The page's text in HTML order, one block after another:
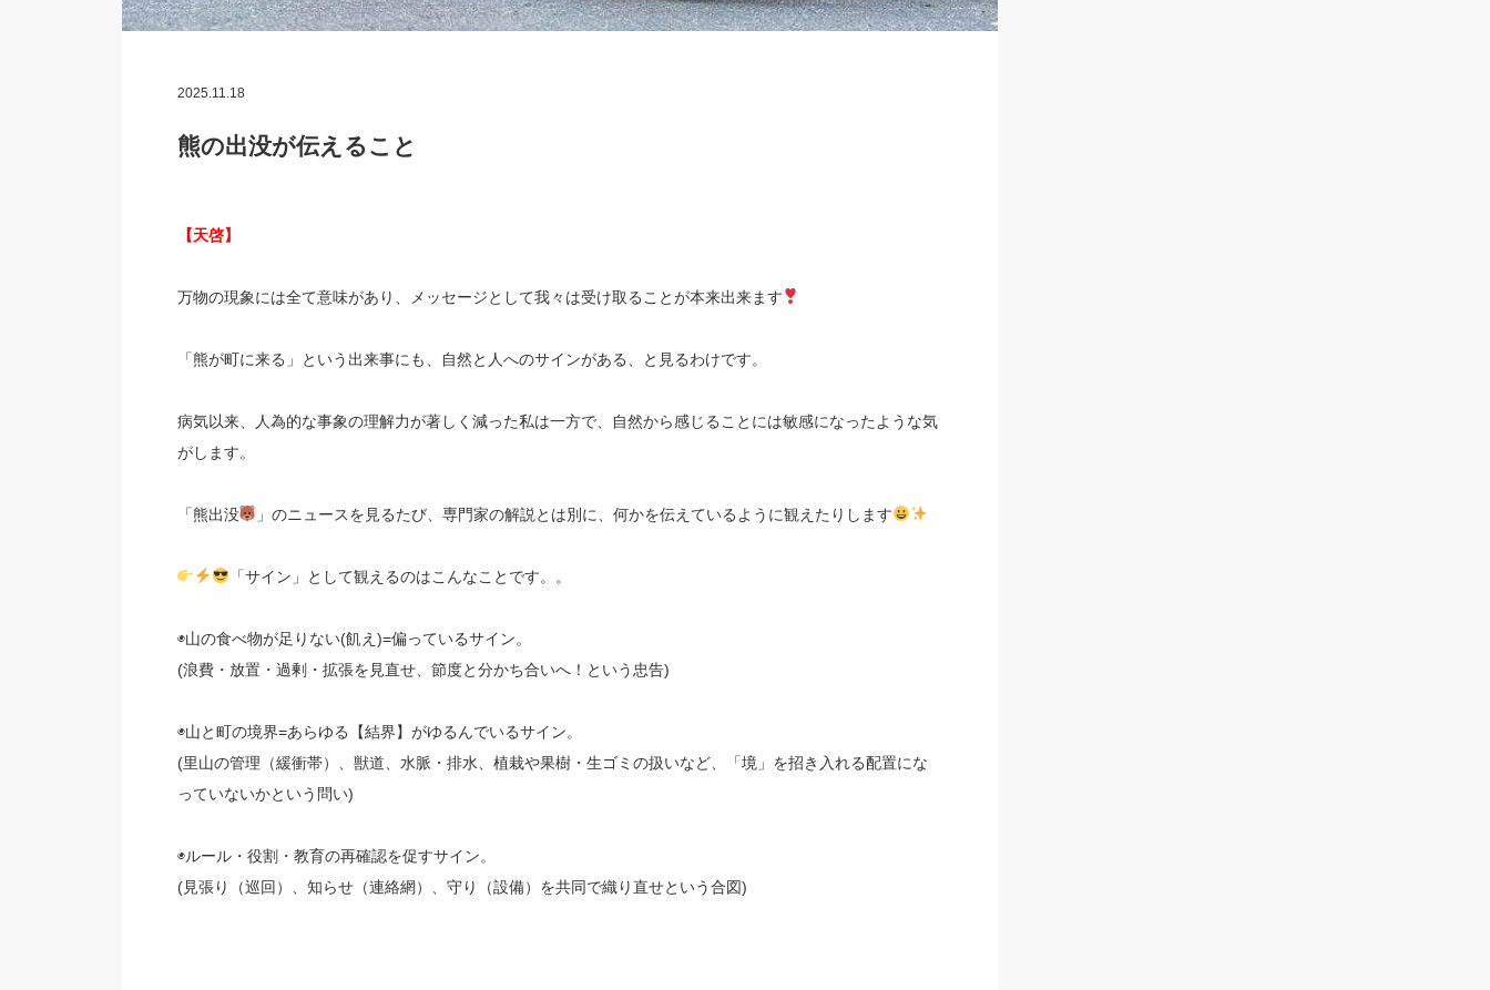
2025.11.18
熊の出没が伝えること
【天啓】
万物の現象には全て意味があり、メッセージとして我々は受け取ることが本来出来ます
「熊が町に来る」という出来事にも、自然と人へのサインがある、と見るわけです。
病気以来、人為的な事象の理解力が著しく減った私は一方で、自然から感じることには敏感になったような気
がします。
「熊出没 」のニュースを見るたび、専門家の解説とは別に、何かを伝えているように観えたりします
「サイン」として観えるのはこんなことです。。
◉山の食べ物が足りない(飢え)=偏っているサイン。
(浪費・放置・過剰・拡張を見直せ、節度と分かち合いへ！という忠告)
◉山と町の境界=あらゆる【結界】がゆるんでいるサイン。
(里山の管理（緩衝帯）、獣道、水脈・排水、植栽や果樹・生ゴミの扱いなど、「境」を招き入れる配置にな
っていないかという問い)
◉ルール・役割・教育の再確認を促すサイン。
(見張り（巡回）、知らせ（連絡網）、守り（設備）を共同で織り直せという合図)